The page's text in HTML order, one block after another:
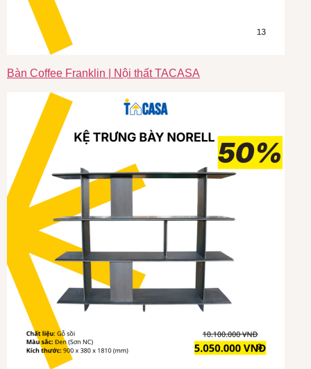
Bàn Coffee Franklin | Nội thất TACASA